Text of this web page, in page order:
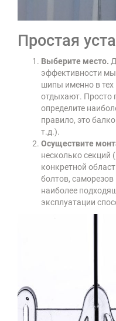
Простая
Выберите место.
эффективности
шипы именно в тех
отдыхают. Просто
определите
правило, это
т.д.).
Осуществите
несколько секций
конкретной
болтов,
наиболее
эксплуатации